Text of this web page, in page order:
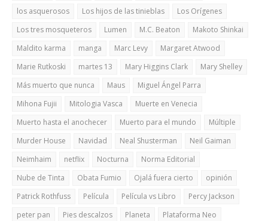
los asquerosos
Los hijos de las tinieblas
Los Orígenes
Los tres mosqueteros
Lumen M.C. Beaton
Makoto Shinkai
Maldito karma
manga Marc Levy
Margaret Atwood
Marie Rutkoski
martes 13 Mary Higgins Clark
Mary Shelley
Más muerto que nunca
Maus
Miguel Ángel Parra
Mihona Fujii
Mitologia Vasca
Muerte en Venecia
Muerto hasta el anochecer
Muerto para el mundo
Múltiple
Murder House
Navidad Neal Shusterman
Neil Gaiman
Neimhaim
netflix Nocturna
Norma Editorial
Nube de Tinta
Obata Fumio Ojalá fuera cierto
opinión
Patrick Rothfuss
Película Película vs Libro
Percy Jackson
peter pan
Pies descalzos Planeta
Plataforma Neo